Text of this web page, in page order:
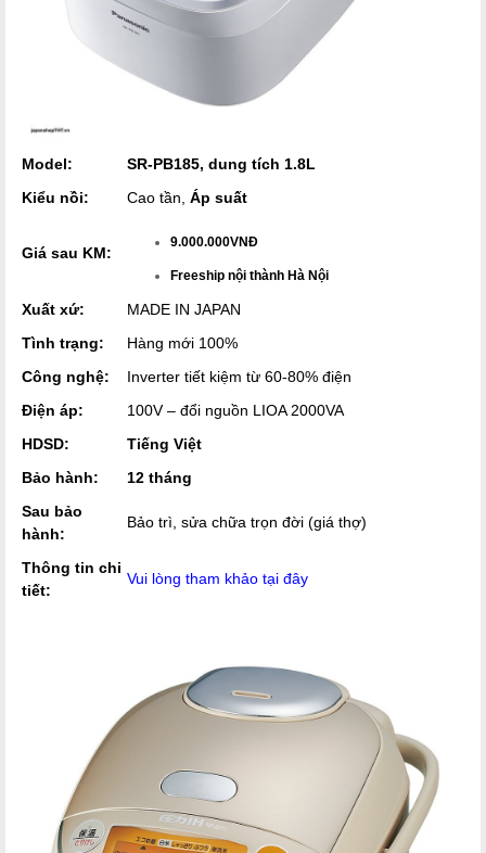
Model:
SR-PB185, dung tích 1.8L
Kiểu nồi:
Cao tần, Áp suất
Giá sau KM:
9.000.000VNĐ
Freeship nội thành Hà Nội
Xuất xứ:
MADE IN JAPAN
Tình trạng:
Hàng mới 100%
Công nghệ:
Inverter tiết kiệm từ 60-80% điện
Điện áp:
100V – đổi nguồn LIOA 2000VA
HDSD:
Tiếng Việt
Bảo hành:
12 tháng
Sau bảo
hành:
Bảo trì, sửa chữa trọn đời (giá thợ)
Thông tin chi
tiết:
Vui lòng tham khảo tại đây